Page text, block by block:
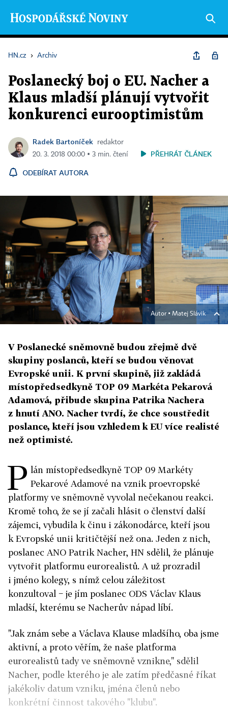
HN.cz › Archiv
Poslanecký boj o EU. Nacher a
Klaus mladší plánují vytvořit
konkurenci eurooptimistům
Radek Bartoníček
redaktor
20. 3. 2018 00:00 ▪ 3 min. čtení
PŘEHRÁT ČLÁNEK
ODEBÍRAT AUTORA
Autor ▪ Matej Slávik
V Poslanecké sněmovně budou zřejmě dvě
skupiny poslanců, kteří se budou věnovat
Evropské unii. K první skupině, již zakládá
místopředsedkyně TOP 09 Markéta Pekarová
Adamová, přibude skupina Patrika Nachera
z hnutí ANO. Nacher tvrdí, že chce soustředit
poslance, kteří jsou vzhledem k EU více realisté
než optimisté.
P lán místopředsedkyně TOP 09 Markéty
Pekarové Adamové na vznik proevropské
platformy ve sněmovně vyvolal nečekanou reakci.
Kromě toho, že se jí začali hlásit o členství další
zájemci, vybudila k činu i zákonodárce, kteří jsou
k Evropské unii kritičtější než ona. Jeden z nich,
poslanec ANO Patrik Nacher, HN sdělil, že plánuje
vytvořit platformu eurorealistů. A už prozradil
i jméno kolegy, s nímž celou záležitost
konzultoval − je jím poslanec ODS Václav Klaus
mladší, kterému se Nacherův nápad líbí.
"Jak znám sebe a Václava Klause mladšího, oba jsme
aktivní, a proto věřím, že naše platforma
eurorealistů tady ve sněmovně vznikne," sdělil
Nacher, podle kterého je ale zatím předčasné říkat
jakékoliv datum vzniku, jména členů nebo
konkrétní činnost takového "klubu".